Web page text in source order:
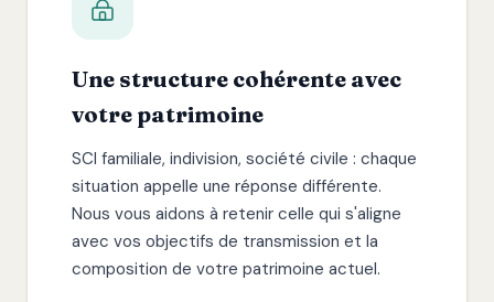
Une structure cohérente avec
votre patrimoine
SCI familiale, indivision, société civile : chaque
situation appelle une réponse différente.
Nous vous aidons à retenir celle qui s'aligne
avec vos objectifs de transmission et la
composition de votre patrimoine actuel.